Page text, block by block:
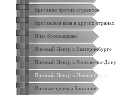
Британия против студентов
Британская виза в других странах
Виза болельщикам
Визовый Центр в Екатеринбурге
Визовый Центр в Ростове-на-Дону
Визовый Центр в Новосибирске
Визовые центры Британии